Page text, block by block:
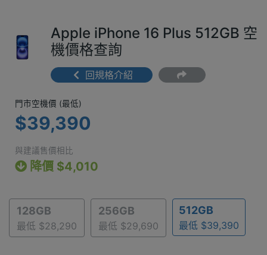
Apple iPhone 16 Plus 512GB 空
機價格查詢
回規格介紹
門市空機價 (最低) $39,390
門市空機價 (最低)
$39,390
與建議售價相比
降價 $4,010
128GB
最低 $28,290
256GB
最低 $29,690
512GB
最低 $39,390